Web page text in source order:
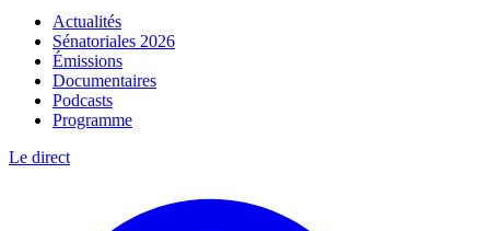
Actualités
Sénatoriales 2026
Émissions
Documentaires
Podcasts
Programme
Le direct